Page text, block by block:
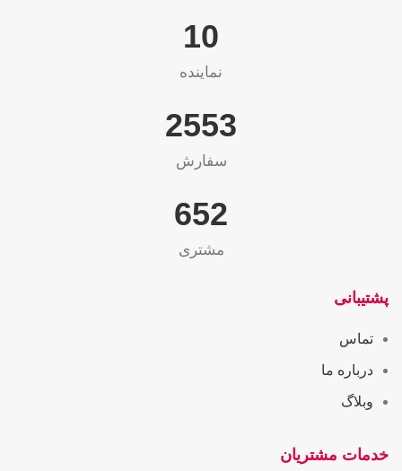
10
نماینده
2565
سفارش
655
مشتری
پشتیبانی
تماس
درباره ما
وبلاگ
خدمات مشتریان